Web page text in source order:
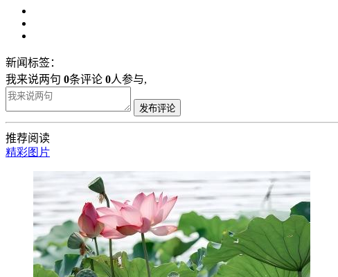
新闻标签：
我来说两句 0条评论 0人参与,
发布评论
推荐阅读